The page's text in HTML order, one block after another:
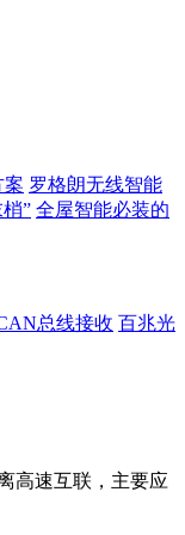
案 罗格朗无线智能
” 全屋智能必装的
总线接收 百兆光
高速互联，主要应